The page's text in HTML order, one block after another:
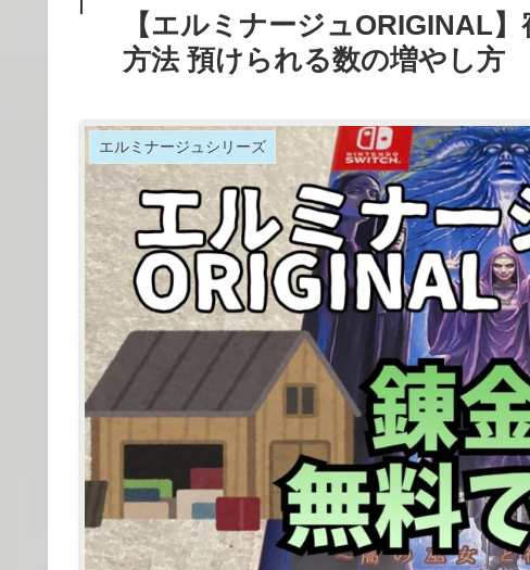
【エルミナージュORIGINAL
方法 預けられる数の増やし方
エルミナージュシリーズ